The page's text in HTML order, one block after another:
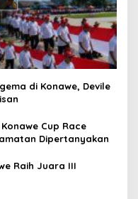
di Konawe, Devile
Cup Race
Dipertanyakan
Raih Juara III